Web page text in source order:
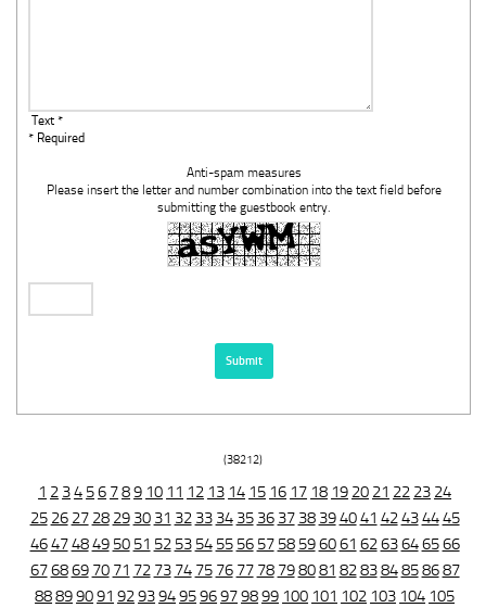
Text *
* Required
Anti-spam measures
Please insert the letter and number combination into the text field before
submitting the guestbook entry.
(38212)
1 2 34 56 789 10 11 12 13 14 15 16 17 18 19 20 21 22 23 24
25 26 27 28 29 30 31 32 33 34 35 36 37 38 394041 42434445
46474849 50 51 52 53 54 55 56 57 58 596061 6263646566
676869 70 71 72 73 74 75 76 77 78 798081 828384858687
88899091 9293949596979899 100 101 102 103 104 105